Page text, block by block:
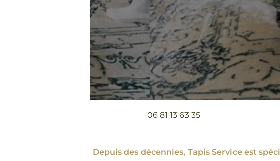
06 81 13 63 35
Depuis des décennies, Tapis Service est